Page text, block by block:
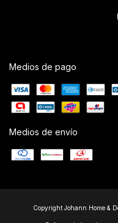
Medios de pago
Medios de envío
Copyright Johann Home &